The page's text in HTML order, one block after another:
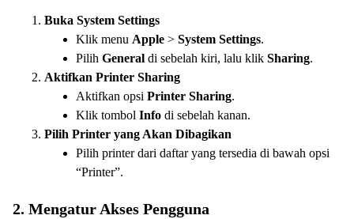
Buka System Settings
Klik menu Apple > System Settings.
Pilih General di sebelah kiri, lalu klik Sharing.
Aktifkan Printer Sharing
Aktifkan opsi Printer Sharing.
Klik tombol Info di sebelah kanan.
Pilih Printer yang Akan Dibagikan
Pilih printer dari daftar yang tersedia di bawah opsi
“Printer”.
2. Mengatur Akses Pengguna